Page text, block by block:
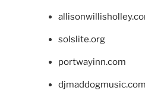
solslite.org
portwayinn.com
djmaddogmusic.com